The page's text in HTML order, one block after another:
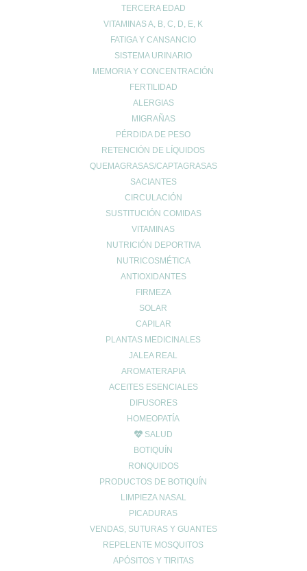
TERCERA EDAD
VITAMINAS A, B, C, D, E, K
FATIGA Y CANSANCIO
SISTEMA URINARIO
MEMORIA Y CONCENTRACIÓN
FERTILIDAD
ALERGIAS
MIGRAÑAS
PÉRDIDA DE PESO
RETENCIÓN DE LÍQUIDOS
QUEMAGRASAS/CAPTAGRASAS
SACIANTES
CIRCULACIÓN
SUSTITUCIÓN COMIDAS
VITAMINAS
NUTRICIÓN DEPORTIVA
NUTRICOSMÉTICA
ANTIOXIDANTES
FIRMEZA
SOLAR
CAPILAR
PLANTAS MEDICINALES
JALEA REAL
AROMATERAPIA
ACEITES ESENCIALES
DIFUSORES
HOMEOPATÍA
SALUD
BOTIQUÍN
RONQUIDOS
PRODUCTOS DE BOTIQUÍN
LIMPIEZA NASAL
PICADURAS
VENDAS, SUTURAS Y GUANTES
REPELENTE MOSQUITOS
APÓSITOS Y TIRITAS
UBICACIÓN
Calle Daoiz 9, Puerto de Sagunto - Valencia
CONTACTO
622904490
HORARIO
y de 16:30h a 20:30h
MI ESPACIO